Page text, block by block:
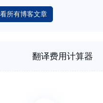
所有博客文章
翻译费用计算器